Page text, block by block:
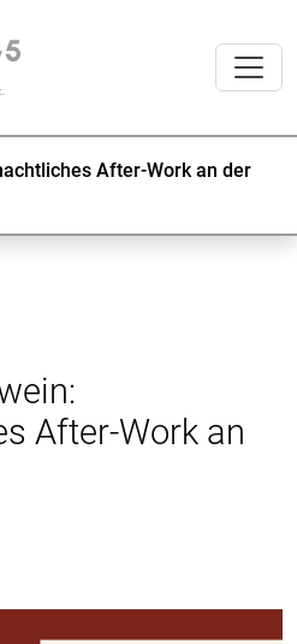
After-Work an der
After-Work an